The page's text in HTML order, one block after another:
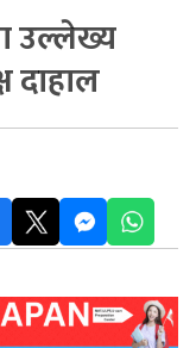
उल्लेख्य
दाहाल